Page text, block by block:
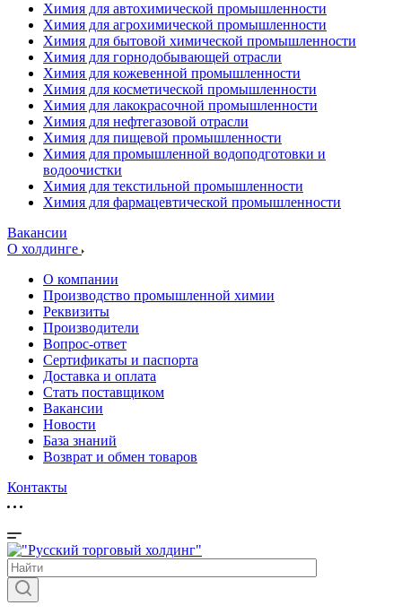
Химия для автохимической промышленности
Химия для агрохимической промышленности
Химия для бытовой химической промышленности
Химия для горнодобывающей отрасли
Химия для кожевенной промышленности
Химия для косметической промышленности
Химия для лакокрасочной промышленности
Химия для нефтегазовой отрасли
Химия для пищевой промышленности
Химия для промышленной водоподготовки и
водоочистки
Химия для текстильной промышленности
Химия для фармацевтической промышленности
Вакансии
О холдинге
О компании
Производство промышленной химии
Реквизиты
Производители
Вопрос-ответ
Сертификаты и паспорта
Доставка и оплата
Стать поставщиком
Вакансии
Новости
База знаний
Возврат и обмен товаров
Контакты